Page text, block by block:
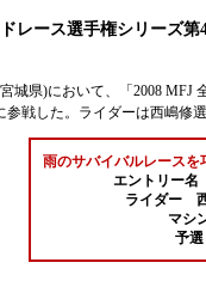
レース選手権シリーズ第
城県)において、「2008 MFJ
参戦した。ライダーは西嶋
雨のサバイバルレースを
エントリー
ライダー
マシ
予